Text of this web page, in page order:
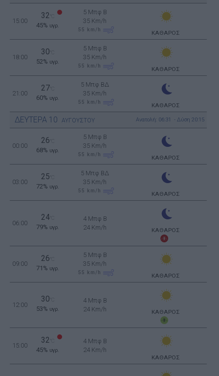
15:00
32
45% υγρ.
5 Μπφ B
35 Km/h
55 km/h ΚΑΘΑΡΟΣ
18:00
30
52% υγρ.
5 Μπφ B
35 Km/h
55 km/h ΚΑΘΑΡΟΣ
21:00
27
60% υγρ.
5 Μπφ ΒΔ
35 Km/h
55 km/h ΚΑΘΑΡΟΣ
ΔΕΥΤΕΡΑ 10 ΑΥΓΟΥΣΤΟΥ Ανατολή: 06:31 - Δύση 20:15
00:00
26
68% υγρ.
5 Μπφ B
35 Km/h
55 km/h ΚΑΘΑΡΟΣ
03:00
25
72% υγρ.
5 Μπφ ΒΔ
35 Km/h
55 km/h ΚΑΘΑΡΟΣ
06:00
24°C
79% υγρ.
4 Μπφ B
24 Km/h
ΚΑΘΑΡΟΣ
09:00
26
71% υγρ.
5 Μπφ B
35 Km/h
55 km/h ΚΑΘΑΡΟΣ
12:00
30
53% υγρ.
4 Μπφ B
24 Km/h
ΚΑΘΑΡΟΣ
15:00
32
45% υγρ.
4 Μπφ B
24 Km/h
ΚΑΘΑΡΟΣ